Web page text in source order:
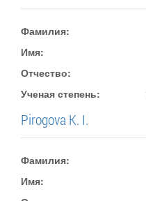
Фамилия:
Имя:
Отчество:
Ученая степень:
Pirogova K. I.
Фамилия:
Имя: